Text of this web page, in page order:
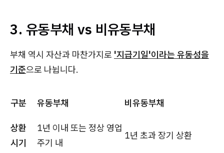
3. 유동부채 vs 비유동부채
부채 역시 자산과 마찬가지로 '지급기일'이라는 유동성을
기준으로 나뉩니다.
구분 유동부채 비유동부채
상환
시기
1년 이내 또는 정상 영업
주기 내
1년 초과 장기 상환